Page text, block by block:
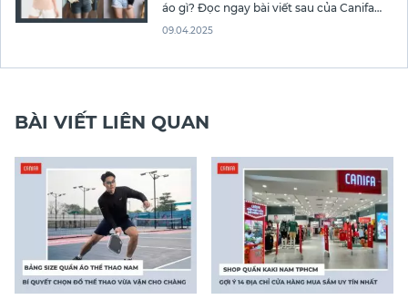
áo gì? Đọc ngay bài viết sau của Canifa
khám phá 10+ cách phối đồ với quần
09.04.2025
BÀI VIẾT LIÊN QUAN